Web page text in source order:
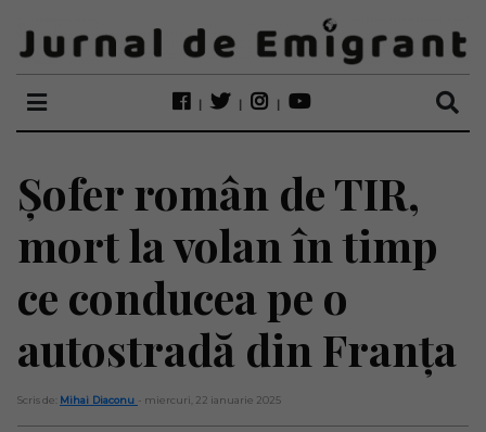
Șofer român de TIR,
mort la volan în timp
ce conducea pe o
autostradă din Franța
Scris de: Mihai Diaconu - miercuri, 22 ianuarie 2025